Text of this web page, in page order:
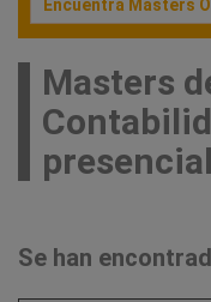
Encuentra Masters
Masters
Se han